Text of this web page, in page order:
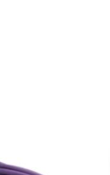
de sinal 4K excecional,
produção de vídeo